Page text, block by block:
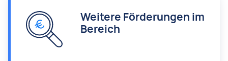
Weitere Förderungen im
Bereich